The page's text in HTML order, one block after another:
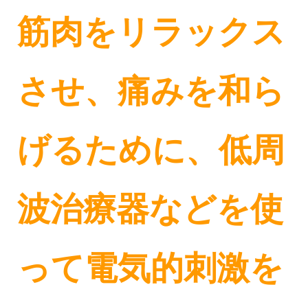
筋肉をリラックス
させ、痛みを和ら
げるために、低周
波治療器などを使
って電気的刺激を